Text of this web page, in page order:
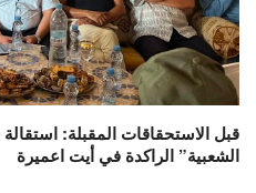
قبل الاستحقاقات المقبلة:
الشعبية” الراكدة في أيت اعميرة